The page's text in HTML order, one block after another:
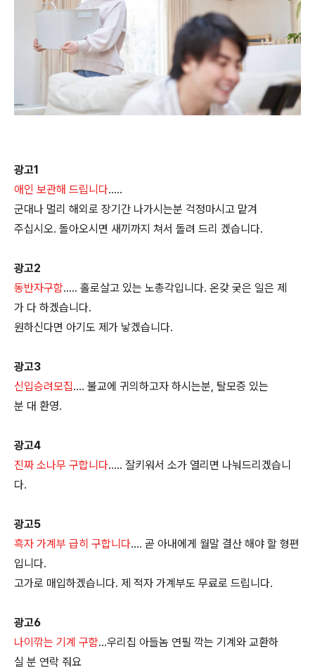
광고1
애인 보관해 드립니다…..
군대나 멀리 해외로 장기간 나가시는분 걱정마시고 맡겨
주십시오. 돌아오시면 새끼까지 쳐서 돌려 드리 겠습니다.
광고2
동반자구함….. 홀로살고 있는 노총각입니다. 온갖 궂은 일은 제
가 다 하겠습니다.
원하신다면 아기도 제가 낳겠습니다.
광고3
신입승려모집…. 불교에 귀의하고자 하시는분, 탈모증 있는
분 대 환영.
광고4
진짜 소나무 구합니다….. 잘키워서 소가 열리면 나눠드리겠습니
다.
광고5
흑자 가계부 급히 구합니다…. 곧 아내에게 월말 결산 해야 할 형편
입니다.
고가로 매입하겠습니다. 제 적자 가계부도 무료로 드립니다.
광고6
나이깎는 기계 구함…우리집 아들놈 연필 깍는 기계와 교환하
실 분 연락 줘요